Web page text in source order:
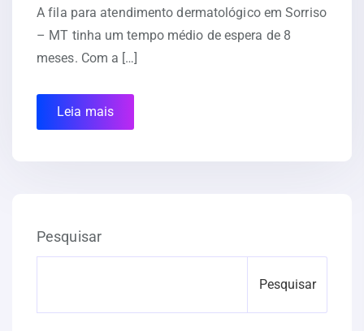
A fila para atendimento dermatológico em Sorriso
– MT tinha um tempo médio de espera de 8
meses. Com a […]
Leia mais
Pesquisar
Pesquisar